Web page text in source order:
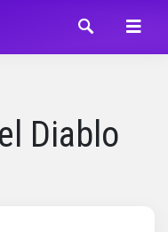
Diablo